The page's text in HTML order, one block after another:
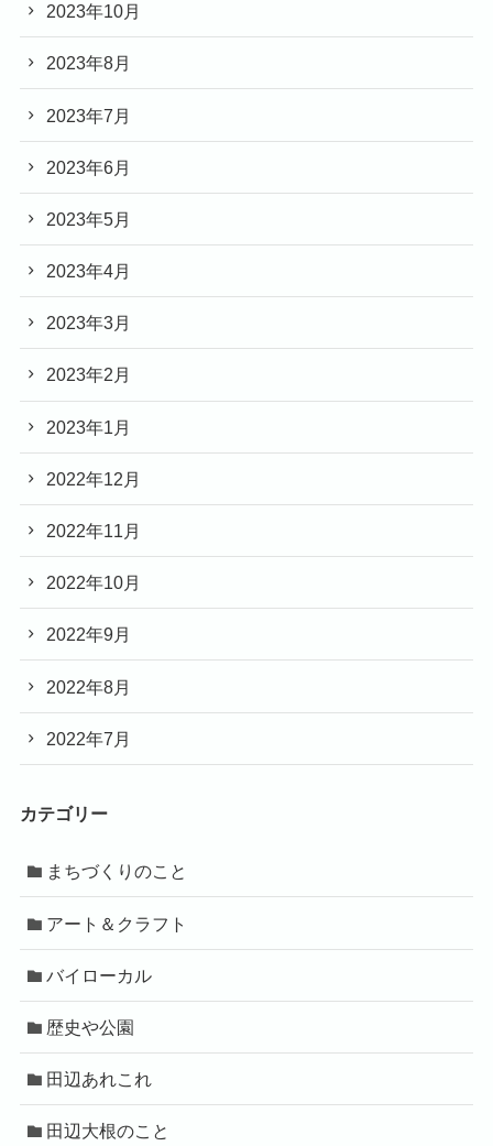
2023年10月
2023年8月
2023年7月
2023年6月
2023年5月
2023年4月
2023年3月
2023年2月
2023年1月
2022年12月
2022年11月
2022年10月
2022年9月
2022年8月
2022年7月
カテゴリー
まちづくりのこと
アート＆クラフト
バイローカル
歴史や公園
田辺あれこれ
田辺大根のこと